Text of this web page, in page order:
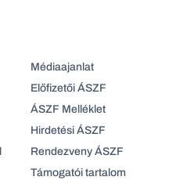
Médiaajanlat
Előfizetői ÁSZF
ÁSZF Melléklet
Hirdetési ÁSZF
Rendezveny ÁSZF
Támogatói tartalom